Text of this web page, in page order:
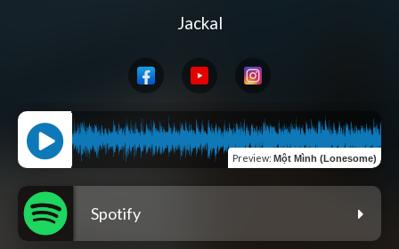
Jackal
Preview: Một Mình (Lonesome)
Spotify